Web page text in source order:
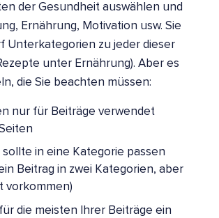
der Gesundheit auswählen und
Ernährung, Motivation usw. Sie
Unterkategorien zu jeder dieser
unter Ernährung). Aber es
die Sie beachten müssen:
nur für Beiträge verwendet
in eine Kategorie passen
Beitrag in zwei Kategorien, aber
vorkommen)
die meisten Ihrer Beiträge ein